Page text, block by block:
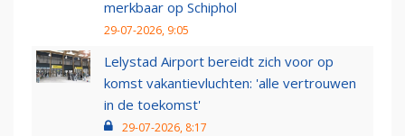
merkbaar op Schiphol
29-07-2026, 9:05
Lelystad Airport bereidt zich voor op
komst vakantievluchten: 'alle vertrouwen
in de toekomst'
29-07-2026, 8:17